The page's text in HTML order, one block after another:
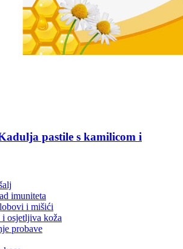
pastile s kamilicom i
imuniteta
i mišići
i osjetljiva koža
probave